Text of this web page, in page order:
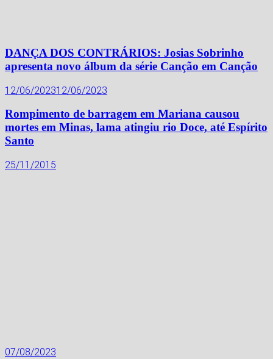
DANÇA DOS CONTRÁRIOS: Josias Sobrinho
apresenta novo álbum da série Canção em Canção
12/06/202312/06/2023
Rompimento de barragem em Mariana causou
mortes em Minas, lama atingiu rio Doce, até Espírito
Santo
25/11/2015
07/08/2023